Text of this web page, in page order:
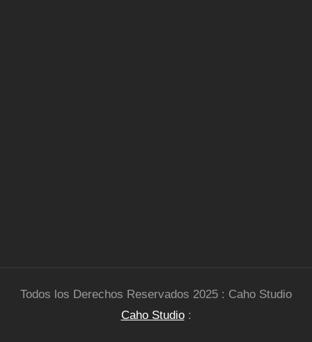
Todos los Derechos Reservados 2025 : Caho Studio
Caho Studio: